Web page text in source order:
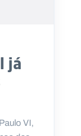
já
VI,